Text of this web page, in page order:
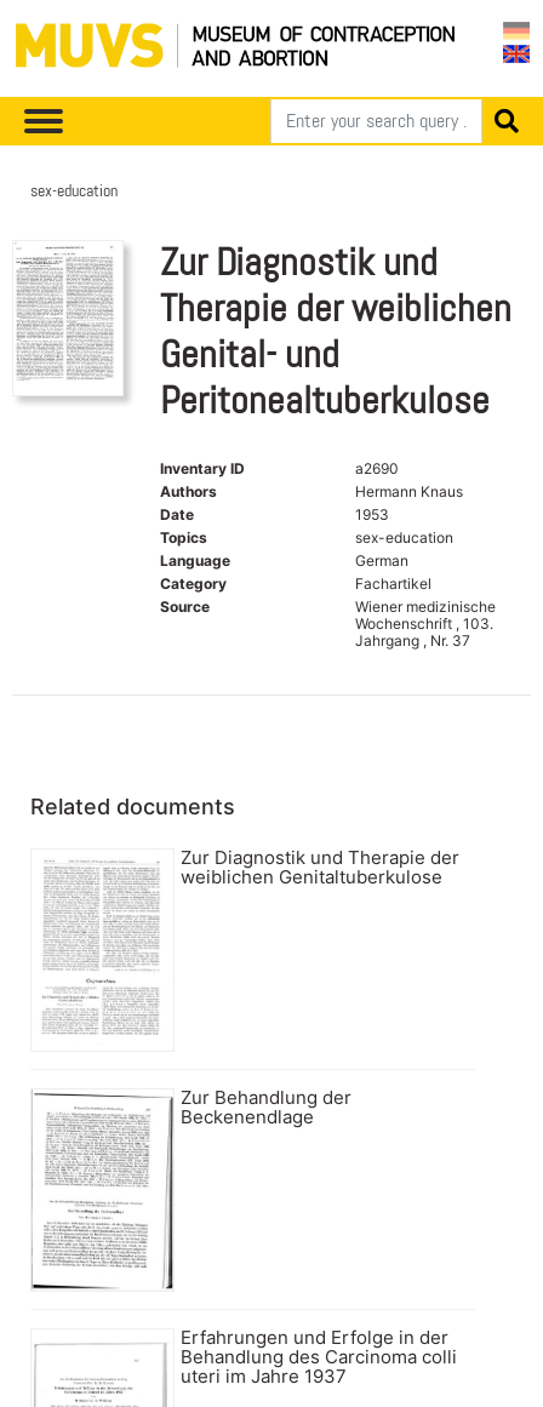
sex-education
Zur Diagnostik und
Therapie der weiblichen
Genital- und
Peritonealtuberkulose
Inventary ID
a2690
Authors
Hermann Knaus
Date
1953
Topics
sex-education
Language
German
Category
Fachartikel
Source
Wiener medizinische
Wochenschrift , 103.
Jahrgang , Nr. 37
Related documents
Zur Diagnostik und Therapie der
weiblichen Genitaltuberkulose
Zur Behandlung der
Beckenendlage
Erfahrungen und Erfolge in der
Behandlung des Carcinoma colli
uteri im Jahre 1937